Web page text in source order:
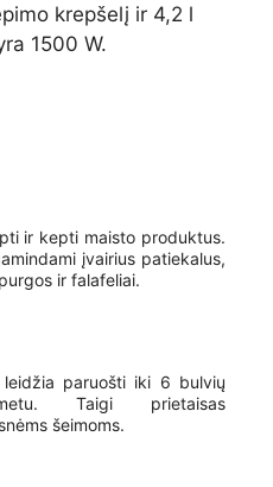
krepšelį ir 4,2 l
1500 W.
ir kepti maisto produktus.
įvairius patiekalus,
ir falafeliai.
paruošti iki 6 bulvių
Taigi prietaisas
šeimoms.